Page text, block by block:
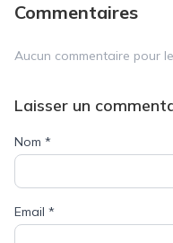
Commentaires
Aucun commentaire pour
Laisser un
Nom *
Email *